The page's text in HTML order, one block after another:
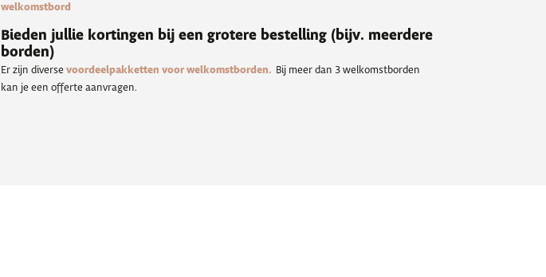
welkomstbord
Bieden jullie kortingen bij een grotere bestelling (bijv. meerdere
borden)
Er zijn diverse voordeelpakketten voor welkomstborden. Bij meer dan 3 welkomstborden
kan je een offerte aanvragen.